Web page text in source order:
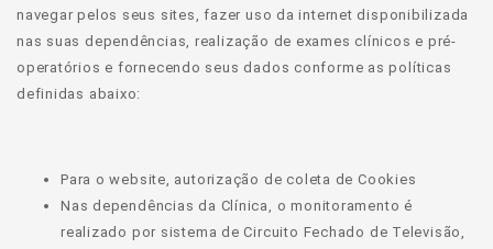
navegar pelos seus sites, fazer uso da internet disponibilizada
nas suas dependências, realização de exames clínicos e pré-
operatórios e fornecendo seus dados conforme as políticas
definidas abaixo:
Para o website, autorização de coleta de Cookies
Nas dependências da Clínica, o monitoramento é
realizado por sistema de Circuito Fechado de Televisão,